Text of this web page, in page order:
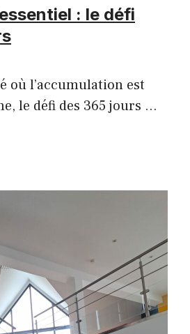
: le défi
où l’accumulation est
le défi des 365 jours …